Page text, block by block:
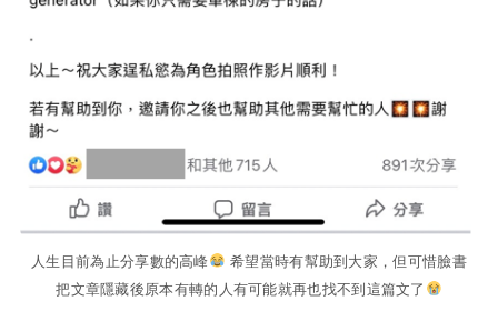
人生目前為止分享數的高峰
希望當時有幫助到大家，但可惜臉書
把文章隱藏後原本有轉的人有可能就再也找不到這篇文了